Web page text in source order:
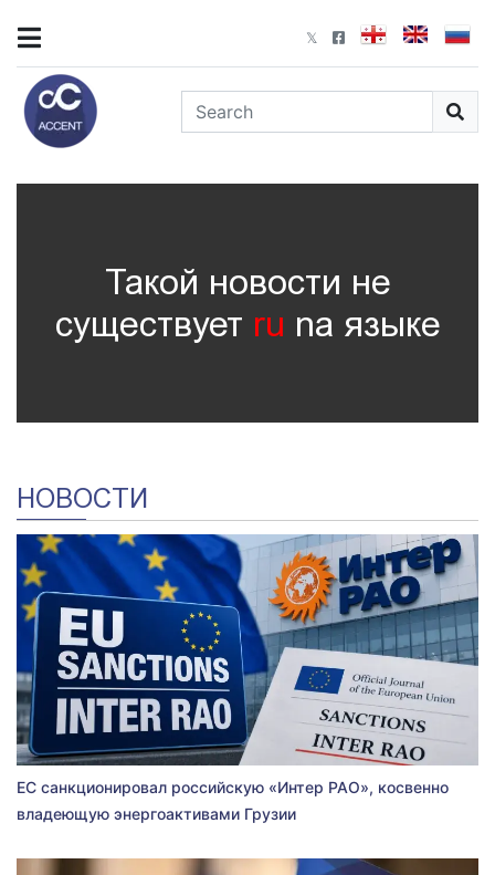
Такой новости не
существует ru nа языке
НОВОСТИ
ЕС санкционировал российскую «Интер РАО», косвенно
владеющую энергоактивами Грузии